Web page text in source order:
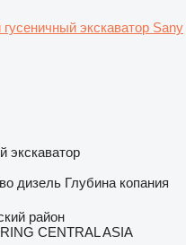
экскаватор Sany
экскаватор
дизель Глубина копания
район
CENTRAL ASIA